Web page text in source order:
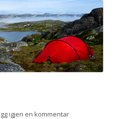
igjen en kommentartil Mydland